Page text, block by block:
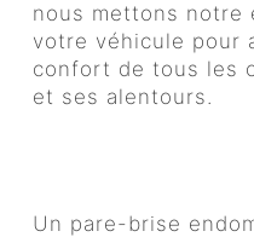
nous mettons notre
votre véhicule pour
confort de tous les
et ses alentours.
Un pare-brise